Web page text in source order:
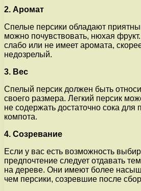
2. Аромат
Спелые персики обладают
можно почувствовать, нюхая
слабо или не имеет аромата,
недозрелый.
3. Вес
Спелый персик должен быть
своего размера. Легкий персик
не содержать достаточно сока для
компота.
4. Созревание
Если у вас есть возможность
предпочтение следует отдавать
на дереве. Они имеют более
чем персики, созревшие после